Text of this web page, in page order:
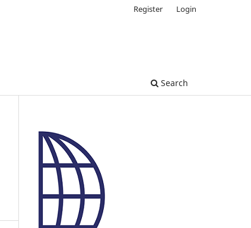
Search
Register Login